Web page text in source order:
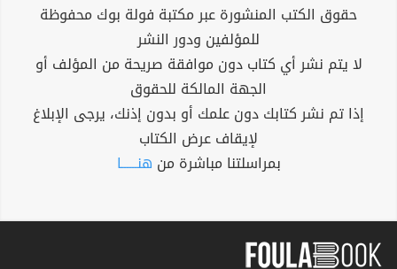
حقوق الكتب المنشورة عبر مكتبة فولة بوك محفوظة
للمؤلفين ودور النشر
لا يتم نشر أي كتاب دون موافقة صريحة من المؤلف أو
الجهة المالكة للحقوق
إذا تم نشر كتابك دون علمك أو بدون إذنك، يرجى الإبلاغ
لإيقاف عرض الكتاب
بمراسلتنا مباشرة من هنــــــا